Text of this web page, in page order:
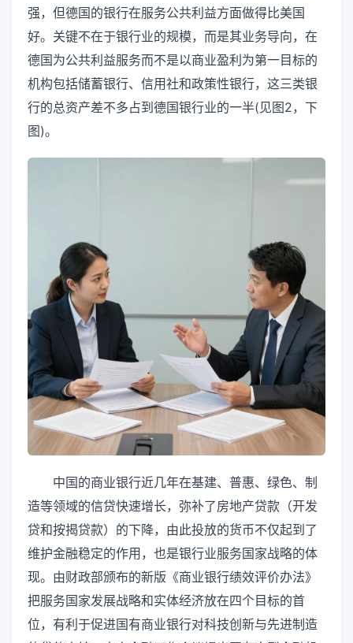
强，但德国的银行在服务公共利益方面做得比美国
好。关键不在于银行业的规模，而是其业务导向，在
德国为公共利益服务而不是以商业盈利为第一目标的
机构包括储蓄银行、信用社和政策性银行，这三类银
行的总资产差不多占到德国银行业的一半(见图2，下
图)。
中国的商业银行近几年在基建、普惠、绿色、制
造等领域的信贷快速增长，弥补了房地产贷款（开发
贷和按揭贷款）的下降，由此投放的货币不仅起到了
维护金融稳定的作用，也是银行业服务国家战略的体
现。由财政部颁布的新版《商业银行绩效评价办法》
把服务国家发展战略和实体经济放在四个目标的首
位，有利于促进国有商业银行对科技创新与先进制造